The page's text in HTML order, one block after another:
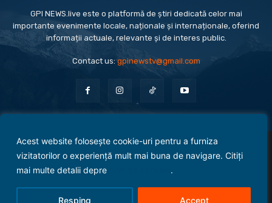
Acest website folosește cookie-uri pentru a furniza
vizitatorilor o experiență mult mai buna de navigare. Citiți
mai multe detalii depre
.
Resping Accept
GPI NEWS.live este o platformă de știri dedicată celor mai
importante evenimente locale, naționale și internaționale, oferind
informații actuale, relevante și de interes public.
Contact us:gpinewstv@gmail.com
Evenimente Politică Economie Social
Sport
Monden
Cultură
Antreprenoriat
Administrație Publică